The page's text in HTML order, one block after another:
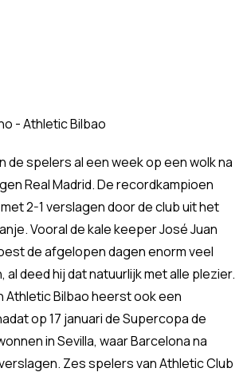
- Athletic Bilbao
de spelers al een week op een wolk na
Real Madrid. De recordkampioen
2-1 verslagen door de club uit het
Vooral de kale keeper José Juan
de afgelopen dagen enorm veel
deed hij dat natuurlijk met alle plezier.
Athletic Bilbao heerst ook een
op 17 januari de Supercopa de
in Sevilla, waar Barcelona na
Zes spelers van Athletic Club